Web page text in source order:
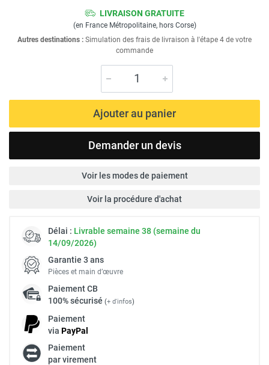
LIVRAISON GRATUITE
(en France Métropolitaine, hors Corse)
Autres destinations : Simulation des frais de livraison à l'étape 4 de votre
commande
Ajouter au panier
Demander un devis
Voir les modes de paiement
Voir la procédure d'achat
Délai : Livrable semaine 38 (semaine du
14/09/2026)
Garantie 3 ans
Pièces et main d’œuvre
PaiementCB
100% sécurisé (+ d'infos)
Paiement
via PayPal
Paiement
par virement